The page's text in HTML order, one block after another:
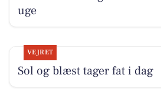
uge
VEJRET
Sol og blæst tager fat i dag